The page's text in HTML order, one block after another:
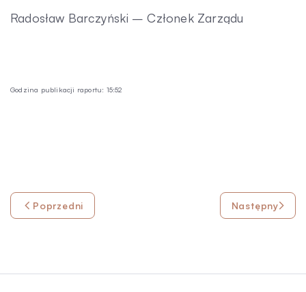
Radosław Barczyński – Członek Zarządu
Godzina publikacji raportu: 15:52
Poprzedni Następny